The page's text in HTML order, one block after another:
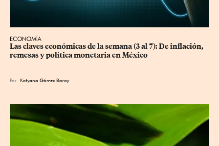
ECONOMÍA
Las claves económicas de la semana (3 al 7): De inflación,
remesas y política monetaria en México
Por Katyana Gómez Baray